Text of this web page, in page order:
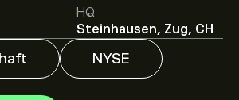
HQ
Steinhausen, Zug, CH
NYSE
Prognosen für Transocean LTD
Finanzberichten und
Hier finden Sie die aktuellen
Kursentwicklung.